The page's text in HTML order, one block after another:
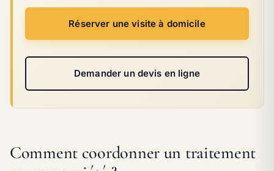
Réserver une visite à domicile
Demander un devis en ligne
Comment coordonner un traitement